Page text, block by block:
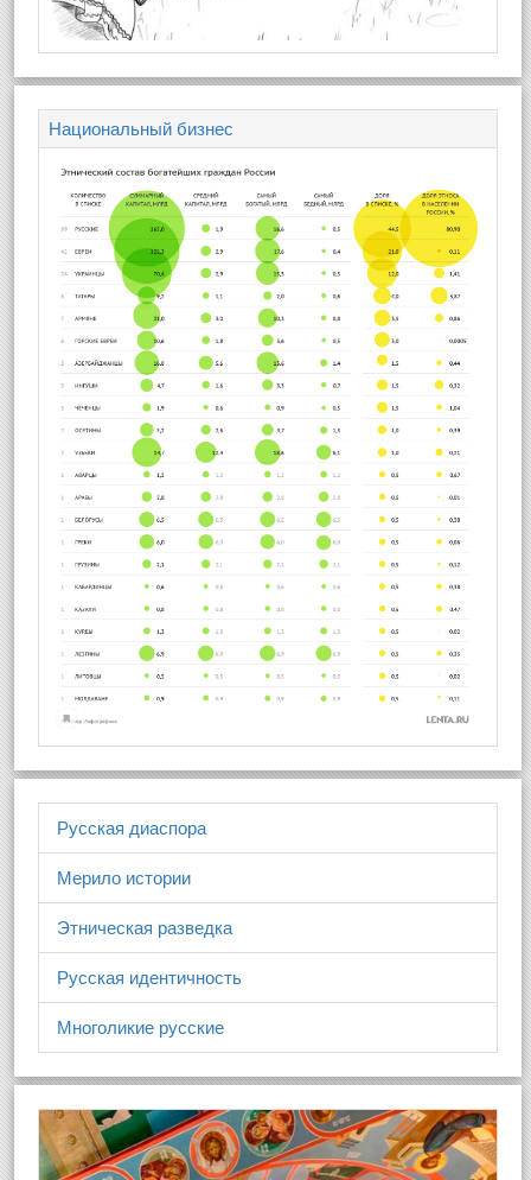
Национальный бизнес
Русская диаспора
Мерило истории
Этническая разведка
Русская идентичность
Многоликие русские